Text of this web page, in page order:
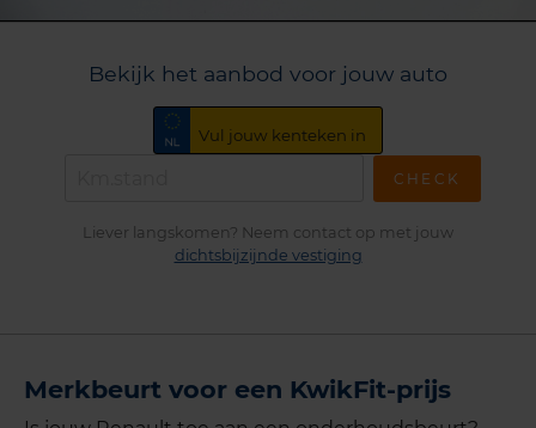
Bekijk het aanbod voor jouw auto
CHECK
Liever langskomen? Neem contact op met jouw
dichtsbijzijnde vestiging
Merkbeurt voor een KwikFit-prijs